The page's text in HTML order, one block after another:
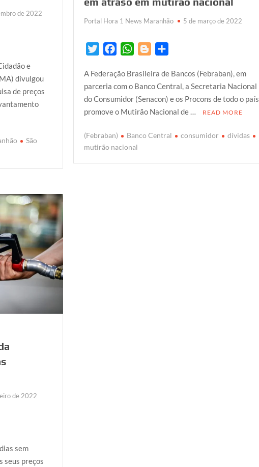
de 2022
e
divulgou
de preços
São
Portal Hora 1 News Maranhão 5 de março de 2022
i
t
t
e
c
e
b
o
k
W
a
t
s
A
p
o
g
g
e
a
r
e
A Federação Brasileira de Bancos (Febraban), em
parceria com o Banco Central, a Secretaria Nacional
do Consumidor (Senacon) e os Procons de todo o país,
promove o Mutirão Nacional de …
READ MORE
(Febraban) Banco Central consumidor
dívidas
mutirão nacional
de 2022
sem
seus preços